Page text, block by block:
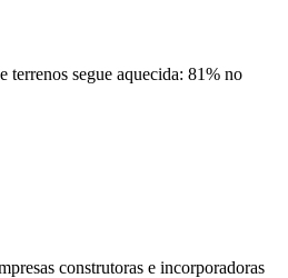
terrenos segue aquecida: 81% no
construtoras e incorporadoras